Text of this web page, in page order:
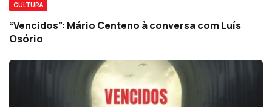
CULTURA
“Vencidos”: Mário Centeno à conversa com Luís
Osório